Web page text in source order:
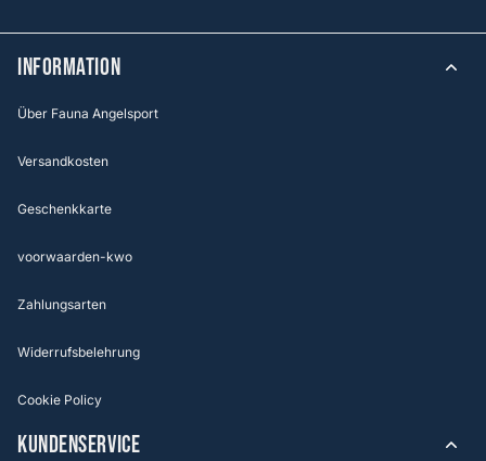
Information
Über Fauna Angelsport
Versandkosten
Geschenkkarte
voorwaarden-kwo
Zahlungsarten
Widerrufsbelehrung
Cookie Policy
KUNDENSERVICE